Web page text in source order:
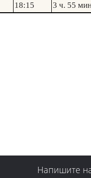
18:15 3 ч. 55
Напишите